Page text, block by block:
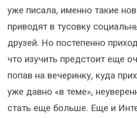
уже писала, именно такие
приводят в тусовку
друзей. Но постепенно
что изучить предстоит еще
попав на вечеринку, куда
уже давно «в теме»,
стать еще больше. Еще и